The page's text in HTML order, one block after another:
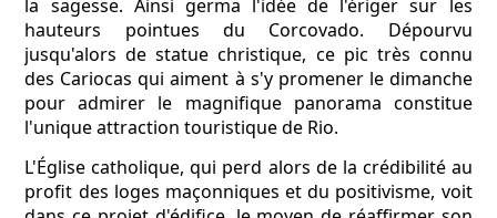
la sagesse. Ainsi germa l'idée de l'ériger sur les
hauteurs pointues du Corcovado. Dépourvu
jusqu'alors de statue christique, ce pic très connu
des Cariocas qui aiment à s'y promener le dimanche
pour admirer le magnifique panorama constitue
l'unique attraction touristique de Rio.
L'Église catholique, qui perd alors de la crédibilité au
profit des loges maçonniques et du positivisme, voit